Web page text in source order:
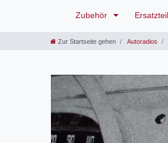
Zubehör
Zur Startseite gehen Autoradios